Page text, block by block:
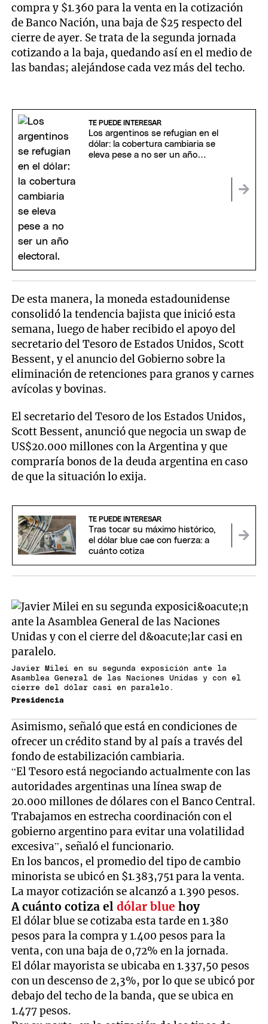
compra y $1.360 para la venta en la cotización
de Banco Nación, una baja de $25 respecto del
cierre de ayer. Se trata de la segunda jornada
cotizando a la baja, quedando así en el medio de
las bandas; alejándose cada vez más del techo.
TE PUEDE INTERESAR
Los argentinos se refugian en el
dólar: la cobertura cambiaria se
eleva pese a no ser un año
De esta manera, la moneda estadounidense
consolidó la tendencia bajista que inició esta
semana, luego de haber recibido el apoyo del
secretario del Tesoro de Estados Unidos, Scott
Bessent, y el anuncio del Gobierno sobre la
eliminación de retenciones para granos y carnes
avícolas y bovinas.
El secretario del Tesoro de los Estados Unidos,
Scott Bessent, anunció que negocia un swap de
US$20.000 millones con la Argentina y que
compraría bonos de la deuda argentina en caso
de que la situación lo exija.
TE PUEDE INTERESAR
Tras tocar su máximo histórico,
el dólar blue cae con fuerza: a
cuánto cotiza
Javier Milei en su segunda exposición ante la
Asamblea General de las Naciones Unidas y con el
cierre del dólar casi en paralelo.
Presidencia
Asimismo, señaló que está en condiciones de
ofrecer un crédito stand by al país a través del
fondo de estabilización cambiaria.
“El Tesoro está negociando actualmente con las
autoridades argentinas una línea swap de
20.000 millones de dólares con el Banco Central.
Trabajamos en estrecha coordinación con el
gobierno argentino para evitar una volatilidad
excesiva”, señaló el funcionario.
En los bancos, el promedio del tipo de cambio
minorista se ubicó en $1.383,751 para la venta.
La mayor cotización se alcanzó a 1.390 pesos.
A cuánto cotiza eldólar blue hoy
El dólar blue se cotizaba esta tarde en 1.380
pesos para la compra y 1.400 pesos para la
venta, con una baja de 0,72% en la jornada.
El dólar mayorista se ubicaba en 1.337,50 pesos
con un descenso de 2,3%, por lo que se ubicó por
debajo del techo de la banda, que se ubica en
1.477 pesos.